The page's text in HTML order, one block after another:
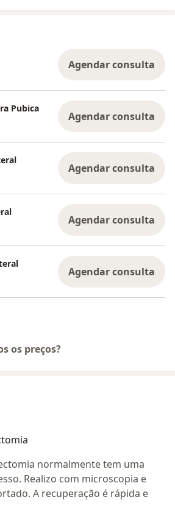
Agendar consulta
Pubica
Agendar consulta
Agendar consulta
Agendar consulta
Agendar consulta
os preços?
normalmente tem uma
Realizo com microscopia e
A recuperação é rápida e